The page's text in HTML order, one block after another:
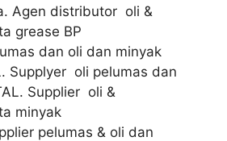
Agen distributor oli &
grease BP
dan oli dan minyak
Supplyer oli pelumas dan
Supplier oli &
minyak
pelumas & oli dan